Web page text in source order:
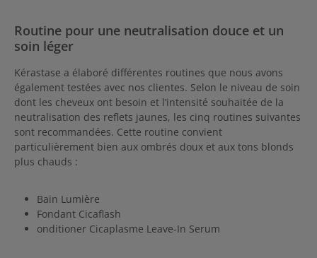
Routine pour une neutralisation douce et un
soin léger
Kérastase a élaboré différentes routines que nous avons
également testées avec nos clientes. Selon le niveau de soin
dont les cheveux ont besoin et l’intensité souhaitée de la
neutralisation des reflets jaunes, les cinq routines suivantes
sont recommandées. Cette routine convient
particulièrement bien aux ombrés doux et aux tons blonds
plus chauds :
Bain Lumière
Fondant Cicaflash
onditioner Cicaplasme Leave-In Serum